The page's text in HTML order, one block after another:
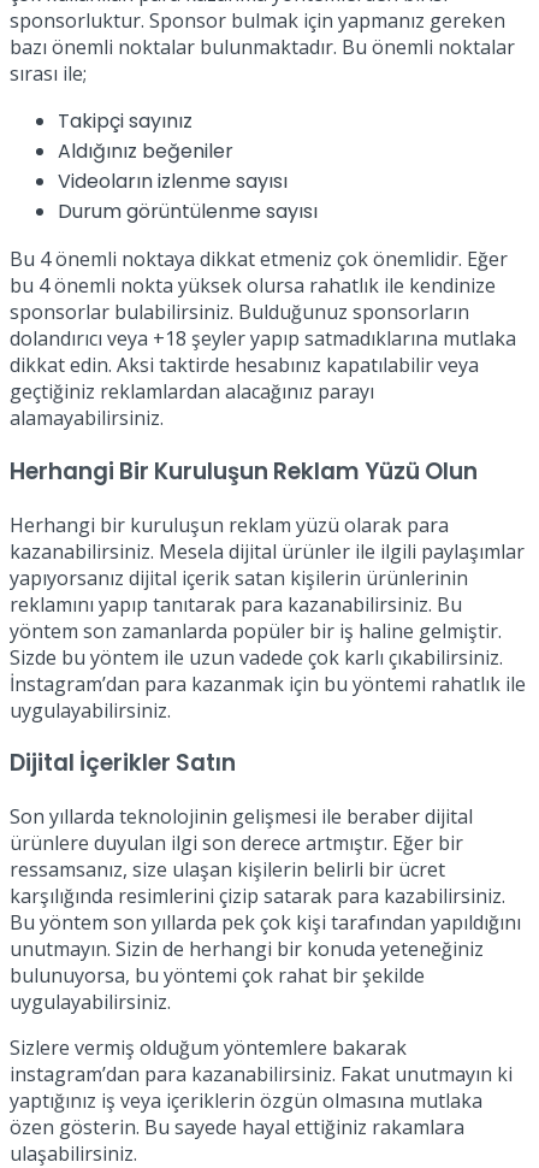
sponsorluktur. Sponsor bulmak için yapmanız gereken
bazı önemli noktalar bulunmaktadır. Bu önemli noktalar
sırası ile;
Takipçi sayınız
Aldığınız beğeniler
Videoların izlenme sayısı
Durum görüntülenme sayısı
Bu 4 önemli noktaya dikkat etmeniz çok önemlidir. Eğer
bu 4 önemli nokta yüksek olursa rahatlık ile kendinize
sponsorlar bulabilirsiniz. Bulduğunuz sponsorların
dolandırıcı veya +18 şeyler yapıp satmadıklarına mutlaka
dikkat edin. Aksi taktirde hesabınız kapatılabilir veya
geçtiğiniz reklamlardan alacağınız parayı
alamayabilirsiniz.
Herhangi Bir Kuruluşun Reklam Yüzü Olun
Herhangi bir kuruluşun reklam yüzü olarak para
kazanabilirsiniz. Mesela dijital ürünler ile ilgili paylaşımlar
yapıyorsanız dijital içerik satan kişilerin ürünlerinin
reklamını yapıp tanıtarak para kazanabilirsiniz. Bu
yöntem son zamanlarda popüler bir iş haline gelmiştir.
Sizde bu yöntem ile uzun vadede çok karlı çıkabilirsiniz.
İnstagram’dan para kazanmak için bu yöntemi rahatlık ile
uygulayabilirsiniz.
Dijital İçerikler Satın
Son yıllarda teknolojinin gelişmesi ile beraber dijital
ürünlere duyulan ilgi son derece artmıştır. Eğer bir
ressamsanız, size ulaşan kişilerin belirli bir ücret
karşılığında resimlerini çizip satarak para kazabilirsiniz.
Bu yöntem son yıllarda pek çok kişi tarafından yapıldığını
unutmayın. Sizin de herhangi bir konuda yeteneğiniz
bulunuyorsa, bu yöntemi çok rahat bir şekilde
uygulayabilirsiniz.
Sizlere vermiş olduğum yöntemlere bakarak
instagram’dan para kazanabilirsiniz. Fakat unutmayın ki
yaptığınız iş veya içeriklerin özgün olmasına mutlaka
özen gösterin. Bu sayede hayal ettiğiniz rakamlara
ulaşabilirsiniz.